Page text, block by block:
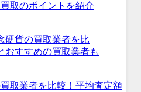
取のポイントを紹介
取業者を比較！平均査定額